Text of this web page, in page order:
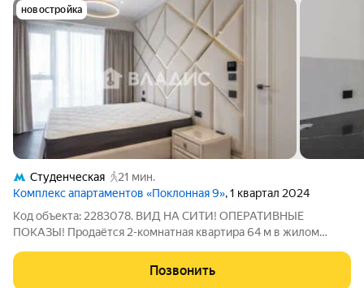
новостройка
Студенческая
21 мин.
Комплекс апартаментов «Поклонная 9», 1 квартал 2024
Код объекта: 2283078. ВИД НА СИТИ! ОПЕРАТИВНЫЕ
ПОКАЗЫ! Продаётся 2-комнатная квартира 64 м в жилом
продуманной планировки и престижной московской локации.
Здание 2024 года. Дизайнерский ремонт
Позвонить